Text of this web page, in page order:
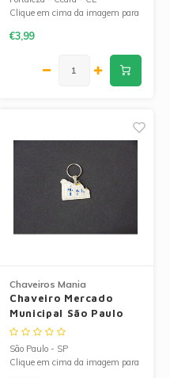
Clique em cima da imagem para
€3,99
Chaveiros Mania
Chaveiro Mercado
Municipal São Paulo
São Paulo - SP
Clique em cima da imagem para